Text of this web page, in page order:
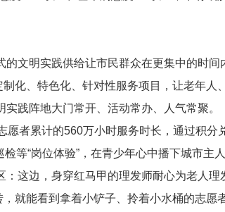
的文明实践供给让市民群众在更集中的
化、特色化、针对性服务项目，让老年人
实践阵地大门常开、活动常办、人气常聚。
愿者累计的560万小时服务时长，通过积分
等“岗位体验”，在青少年心中播下城市主
：这边，身穿红马甲的理发师耐心为老
能看到拿着小铲子、拎着小水桶的志愿